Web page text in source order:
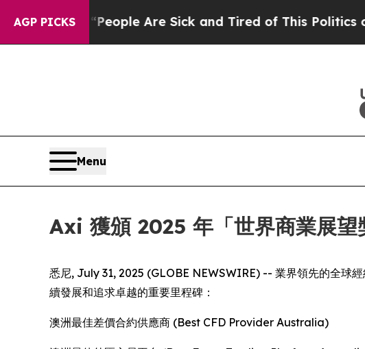
AGP PICKS
Win: “People Are Sick and Tired of This Politics of
Menu
Axi 獲頒 2025 年「世界商業展望
悉尼, July 31, 2025 (GLOBE NEWSWIRE) -- 業界領先的全球
續發展和追求卓越的重要里程碑：
澳洲最佳差價合約供應商 (Best CFD Provider Australia)